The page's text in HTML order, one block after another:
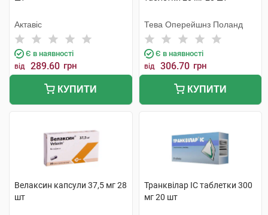
Актавіс
Є в наявності
від 289.60 грн
КУПИТИ
Тева Оперейшнз Поланд
Є в наявності
від 306.70 грн
КУПИТИ
Велаксин капсули 37,5 мг 28
шт
Транквілар IC таблетки 300
мг 20 шт